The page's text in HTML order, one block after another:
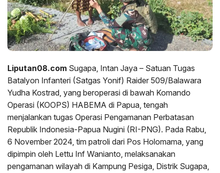
Liputan08.com Sugapa, Intan Jaya – Satuan Tugas
Batalyon Infanteri (Satgas Yonif) Raider 509/Balawara
Yudha Kostrad, yang beroperasi di bawah Komando
Operasi (KOOPS) HABEMA di Papua, tengah
menjalankan tugas Operasi Pengamanan Perbatasan
Republik Indonesia-Papua Nugini (RI-PNG). Pada Rabu,
6 November 2024, tim patroli dari Pos Holomama, yang
dipimpin oleh Lettu Inf Wanianto, melaksanakan
pengamanan wilayah di Kampung Pesiga, Distrik Sugapa,